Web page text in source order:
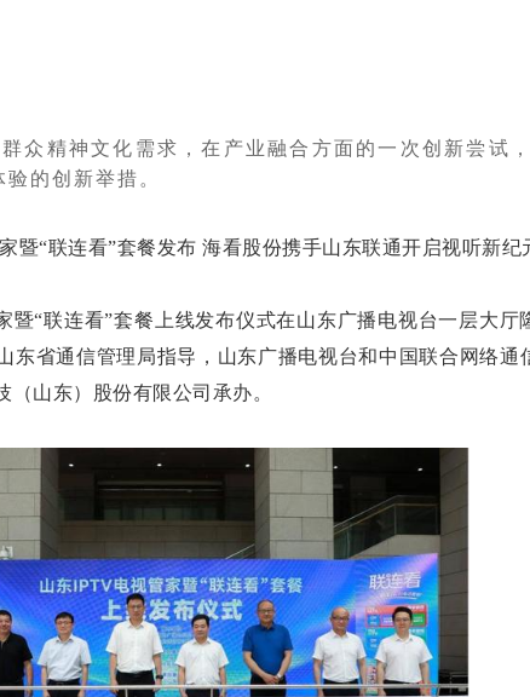
众精神文化需求，在产业融合方面的一次创新尝试
的创新举措。
“联连看”套餐发布 海看股份携手山东联通开启视听新纪
联连看”套餐上线发布仪式在山东广播电视台一层大厅
东省通信管理局指导，山东广播电视台和中国联合网络通
山东）股份有限公司承办。